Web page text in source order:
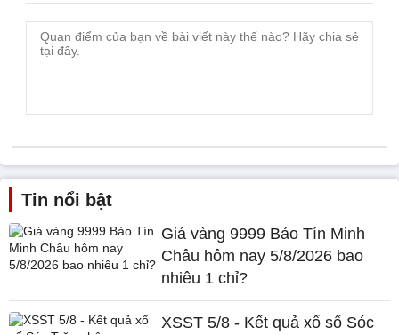
Tin nổi bật
Giá vàng 9999 Bảo Tín Minh
Châu hôm nay 5/8/2026 bao
nhiêu 1 chỉ?
XSST 5/8 - Kết quả xổ số Sóc